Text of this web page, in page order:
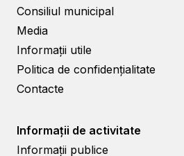
Consiliul municipal
Media
Informații utile
Politica de confidențialitate
Contacte
Informații de activitate
Informații publice